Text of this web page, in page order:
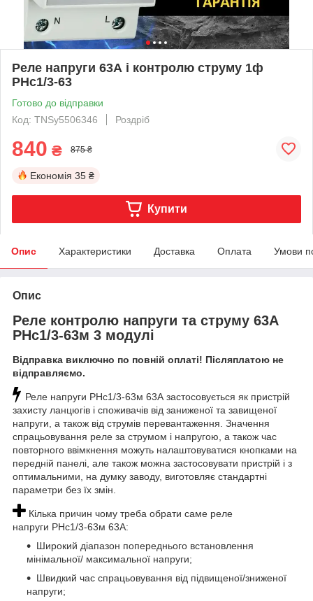
Реле напруги 63А і контролю струму 1ф
РНс1/3-63
Готово до відправки
Код: TNSy5506346
Роздріб
840 ₴ 875 ₴
Економія 35 ₴
Купити
Опис Характеристики Доставка Оплата Умови
Опис
Реле контролю напруги та струму 63А
РНс1/3-63м 3 модулі
Відправка виключно по повній оплаті! Післяплатою не
відправляємо.
Реле напруги РНс1/3-63м 63А застосовується як пристрій
захисту ланцюгів і споживачів від заниженої та завищеної
напруги, а також від струмів перевантаження. Значення
спрацьовування реле за струмом і напругою, а також час
повторного ввімкнення можуть налаштовуватися кнопками на
передній панелі, але також можна застосовувати пристрій і з
оптимальними, на думку заводу, виготовляє стандартні
параметри без їх змін.
Кілька причин чому треба обрати саме реле
напруги РНс1/3-63м 63А:
Широкий діапазон попереднього встановлення
мінімальної/ максимальної напруги;
Швидкий час спрацьовування від підвищеної/зниженої
напруги;